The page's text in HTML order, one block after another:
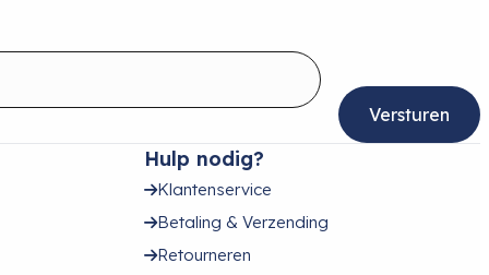
Hulp nodig?
Klantenservice
Betaling & Verzending
Retourneren